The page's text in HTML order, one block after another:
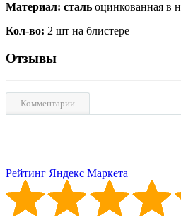
Материал: сталь оцинкованная в
Кол-во: 2 шт на блистере
Отзывы
Комментарии
Рейтинг Яндекс Маркета